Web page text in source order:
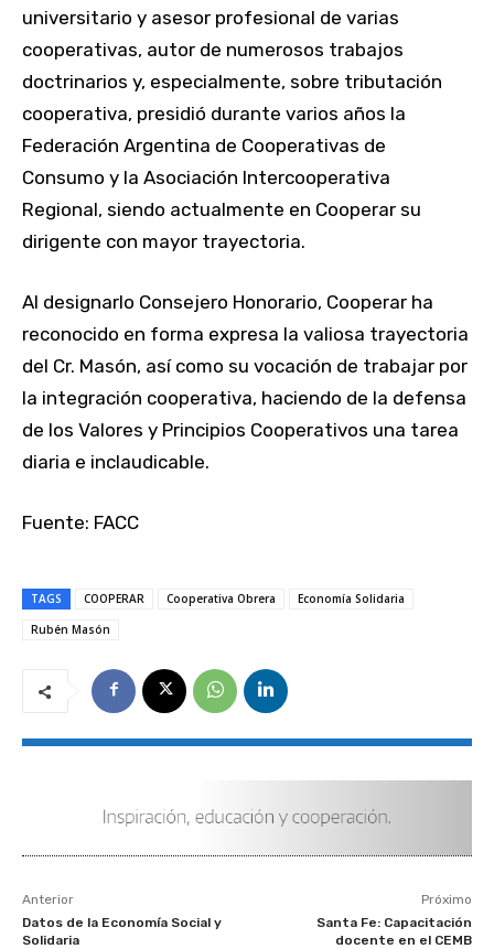
universitario y asesor profesional de varias
cooperativas, autor de numerosos trabajos
doctrinarios y, especialmente, sobre tributación
cooperativa, presidió durante varios años la
Federación Argentina de Cooperativas de
Consumo y la Asociación Intercooperativa
Regional, siendo actualmente en Cooperar su
dirigente con mayor trayectoria.
Al designarlo Consejero Honorario, Cooperar ha
reconocido en forma expresa la valiosa trayectoria
del Cr. Masón, así como su vocación de trabajar por
la integración cooperativa, haciendo de la defensa
de los Valores y Principios Cooperativos una tarea
diaria e inclaudicable.
Fuente: FACC
TAGS COOPERAR Cooperativa Obrera
Economía Solidaria
Rubén Masón
Anterior
Datos de la Economía Social y
Solidaria
Próximo
Santa Fe: Capacitación
docente en el CEMB